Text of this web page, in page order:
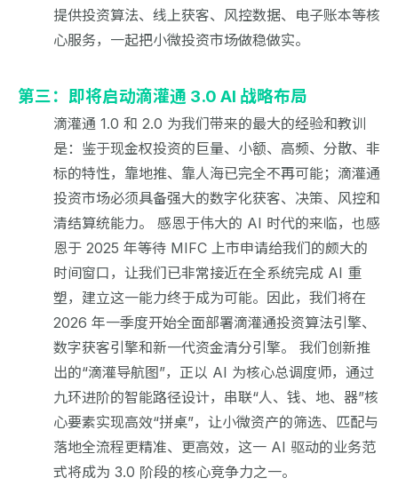
提供投资算法、线上获客、风控数据、电子账本等核
心服务，一起把小微投资市场做稳做实。
第三：即将启动滴灌通 3.0 AI 战略布局
滴灌通 1.0 和 2.0 为我们带来的最大的经验和教训
是：鉴于现金权投资的巨量、小额、高频、分散、非
标的特性，靠地推、靠人海已完全不再可能；滴灌通
投资市场必须具备强大的数字化获客、决策、风控和
清结算统能力。 感恩于伟大的 AI 时代的来临，也感
恩于 2025 年等待 MIFC 上市申请给我们的颇大的
时间窗口，让我们已非常接近在全系统完成 AI 重
塑，建立这一能力终于成为可能。因此，我们将在
2026 年一季度开始全面部署滴灌通投资算法引擎、
数字获客引擎和新一代资金清分引擎。 我们创新推
出的“滴灌导航图”，正以 AI 为核心总调度师，通过
九环进阶的智能路径设计，串联“人、钱、地、器”核
心要素实现高效“拼桌”，让小微资产的筛选、匹配与
落地全流程更精准、更高效，这一 AI 驱动的业务范
式将成为 3.0 阶段的核心竞争力之一。